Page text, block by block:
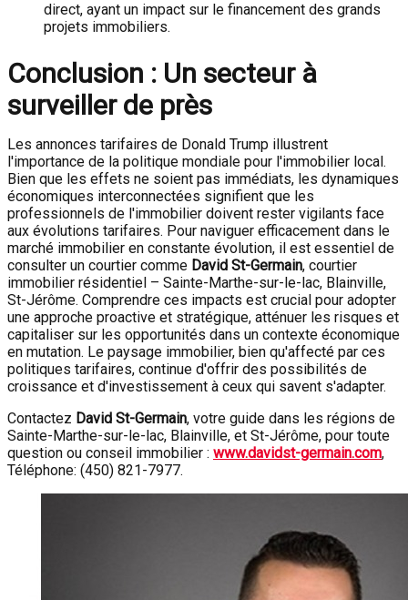
direct, ayant un impact sur le financement des grands
projets immobiliers.
Conclusion : Un secteur à
surveiller de près
Les annonces tarifaires de Donald Trump illustrent
l'importance de la politique mondiale pour l'immobilier local.
Bien que les effets ne soient pas immédiats, les dynamiques
économiques interconnectées signifient que les
professionnels de l'immobilier doivent rester vigilants face
aux évolutions tarifaires. Pour naviguer efficacement dans le
marché immobilier en constante évolution, il est essentiel de
consulter un courtier comme David St-Germain, courtier
immobilier résidentiel – Sainte-Marthe-sur-le-lac, Blainville,
St-Jérôme. Comprendre ces impacts est crucial pour adopter
une approche proactive et stratégique, atténuer les risques et
capitaliser sur les opportunités dans un contexte économique
en mutation. Le paysage immobilier, bien qu'affecté par ces
politiques tarifaires, continue d'offrir des possibilités de
croissance et d'investissement à ceux qui savent s'adapter.
Contactez David St-Germain, votre guide dans les régions de
Sainte-Marthe-sur-le-lac, Blainville, et St-Jérôme, pour toute
question ou conseil immobilier : www.davidst-germain.com,
Téléphone: (450) 821-7977.